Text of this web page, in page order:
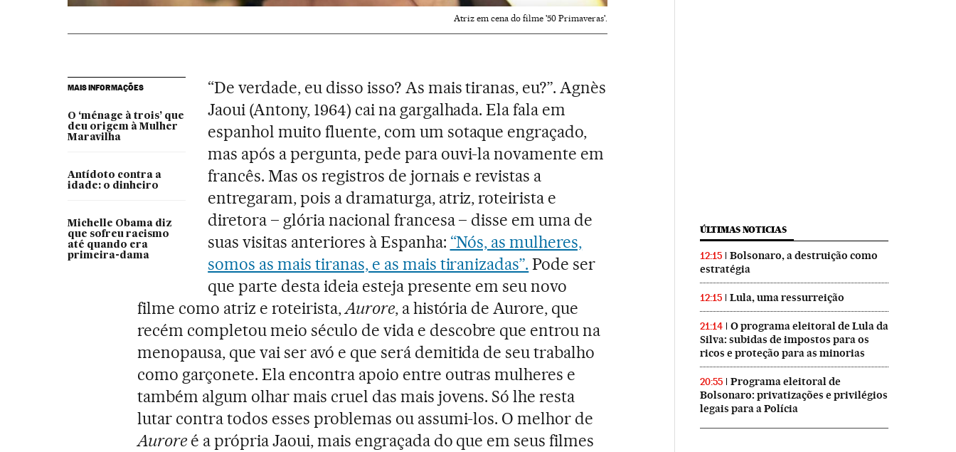
Atriz em cena do filme '50 Primaveras'.
MAIS INFORMAÇÕES
O ‘ménage à trois’ que
deu origem à Mulher
Maravilha
Antídoto contra a
idade: o dinheiro
Michelle Obama diz
que sofreu racismo
até quando era
primeira-dama
“De verdade, eu disso isso? As mais tiranas, eu?”. Agnès
Jaoui (Antony, 1964) cai na gargalhada. Ela fala em
espanhol muito fluente, com um sotaque engraçado,
mas após a pergunta, pede para ouvi-la novamente em
francês. Mas os registros de jornais e revistas a
entregaram, pois a dramaturga, atriz, roteirista e
diretora – glória nacional francesa – disse em uma de
suas visitas anteriores à Espanha: “Nós, as mulheres,
somos as mais tiranas, e as mais tiranizadas”. Pode ser
que parte desta ideia esteja presente em seu novo
filme como atriz e roteirista,Aurore, a história de Aurore, que
recém completou meio século de vida e descobre que entrou na
menopausa, que vai ser avó e que será demitida de seu trabalho
como garçonete. Ela encontra apoio entre outras mulheres e
também algum olhar mais cruel das mais jovens. Só lhe resta
lutar contra todos esses problemas ou assumi-los. O melhor de
Auroreé a própria Jaoui, mais engraçada do que em seus filmes
ÚLTIMAS NOTICIAS
12:15
Bolsonaro, a destruição como
estratégia
12:15 Lula, uma ressurreição
21:14
O programa eleitoral de Lula da
Silva: subidas de impostos para os
ricos e proteção para as minorias
20:55
Programa eleitoral de
Bolsonaro: privatizações e privilégios
legais para a Polícia